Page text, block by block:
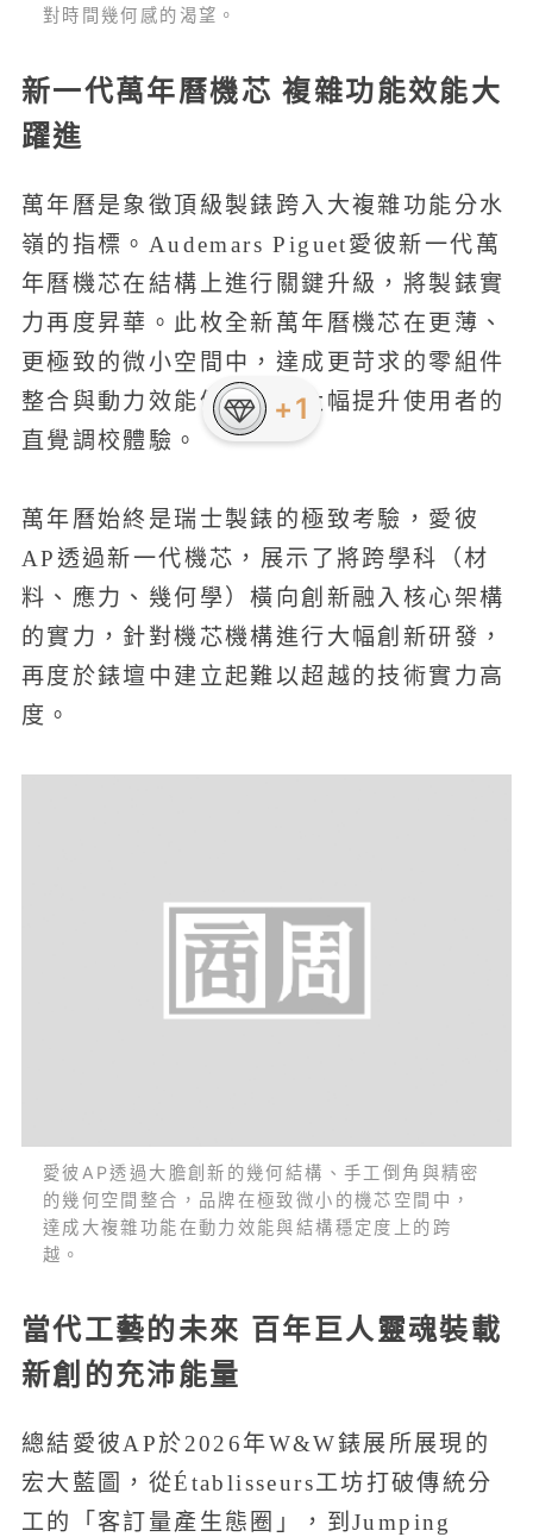
對時間幾何感的渴望。
新一代萬年曆機芯 複雜功能效能大
躍進
萬年曆是象徵頂級製錶跨入大複雜功能分水
嶺的指標。Audemars Piguet愛彼新一代萬
年曆機芯在結構上進行關鍵升級，將製錶實
力再度昇華。此枚全新萬年曆機芯在更薄、
更極致的微小空間中，達成更苛求的零組件
整合與動力效能優化，並大幅提升使用者的
直覺調校體驗。
萬年曆始終是瑞士製錶的極致考驗，愛彼
AP透過新一代機芯，展示了將跨學科（材
料、應力、幾何學）橫向創新融入核心架構
的實力，針對機芯機構進行大幅創新研發，
再度於錶壇中建立起難以超越的技術實力高
度。
愛彼AP透過大膽創新的幾何結構、手工倒角與精密
的幾何空間整合，品牌在極致微小的機芯空間中，
達成大複雜功能在動力效能與結構穩定度上的跨
越。
當代工藝的未來 百年巨人靈魂裝載
新創的充沛能量
總結愛彼AP於2026年W&W錶展所展現的
宏大藍圖，從Établisseurs工坊打破傳統分
工的「客訂量產生態圈」，到Jumping
+1